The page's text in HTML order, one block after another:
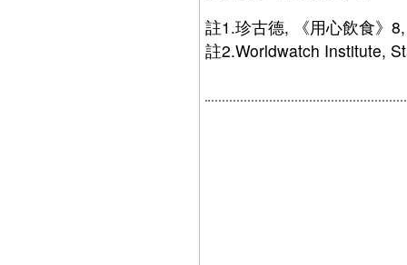
註1.珍古德, 《用心飲食》
註2.Worldwatch Institute,